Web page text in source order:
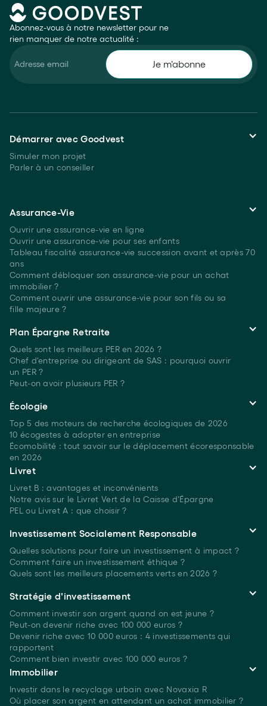
Abonnez-vous à notre newsletter pour ne
rien manquer de notre actualité :
Démarrer avec Goodvest
Simuler mon projet
Parler à un conseiller
Assurance-Vie
Ouvrir une assurance-vie en ligne
Ouvrir une assurance-vie pour ses enfants
Tableau fiscalité assurance-vie succession avant et après 70
ans
Comment débloquer son assurance-vie pour un achat
immobilier ?
Comment ouvrir une assurance-vie pour son fils ou sa
fille majeure ?
Plan Épargne Retraite
Quels sont les meilleurs PERen 2026 ?
Chef d'entreprise ou dirigeant de SAS : pourquoi ouvrir
un PER ?
Peut-on avoir plusieurs PER ?
Écologie
Top 5 des moteurs de recherche écologiques de 2026
10 écogestes à adopter en entreprise
Écomobilité : tout savoir sur le déplacement écoresponsable
en 2026
Livret
Livret B : avantages et inconvénients
Notre avis sur le Livret Vert de la Caisse d'Épargne
PEL ou Livret A : que choisir ?
Investissement Socialement Responsable
Quelles solutions pour faire un investissement à impact ?
Comment faire un investissementéthique ?
Quels sont les meilleurs placements vertsen 2026 ?
Stratégie d'investissement
Comment investir son argent quand on est jeune ?
Peut-on devenir riche avec 100 000 euros ?
Devenir riche avec 10 000 euros : 4 investissements qui
rapportent
Comment bien investir avec 100 000 euros ?
Immobilier
Investir dans le recyclage urbain avec Novaxia R
Où placer son argent en attendant un achat immobilier ?